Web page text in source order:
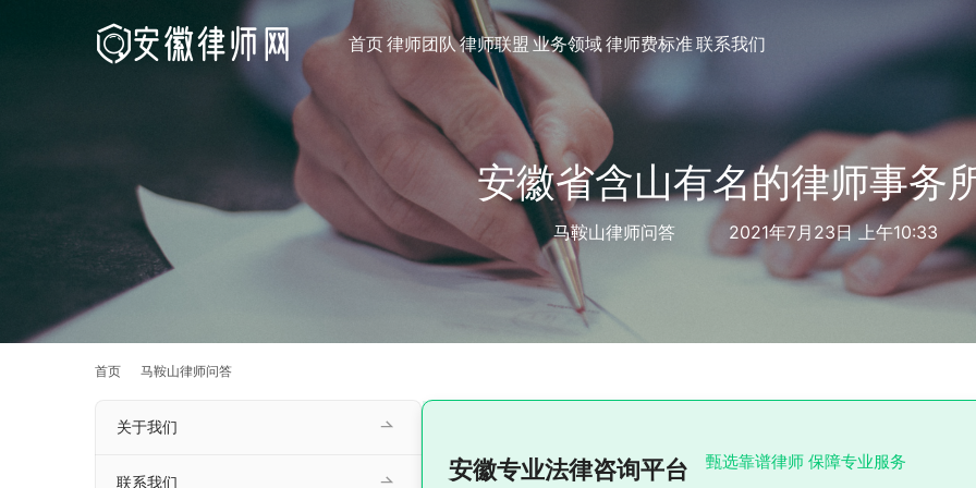
首页律师团队律师联盟业务领域律师费标准联系我们
安徽省含山有名的律师事务
马鞍山律师问答 2021年7月23日 上午10:33
首页 马鞍山律师问答
安徽专业法律咨询平台 甄选靠谱律师 保障专业服务
关于我们
联系我们